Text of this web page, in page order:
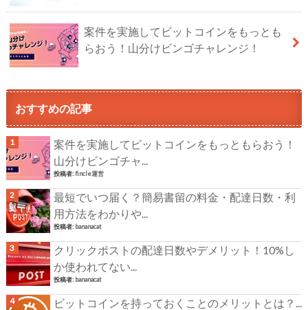
案件を実施してビットコインをもっとも
らおう！山分けビンゴチャレンジ！
おすすめの記事
案件を実施してビットコインをもっともらおう！
山分けビンゴチャ...
投稿者:fincle運営
最短でいつ届く？簡易書留の料金・配達日数・利
用方法をわかりや...
投稿者: bananacat
クリックポストの配達日数やデメリット！10%し
か使われてない...
投稿者: bananacat
ビットコインを持っておくことのメリットとは？...